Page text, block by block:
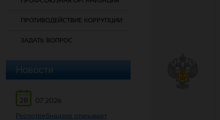
ПРОТИВОДЕЙСТВИЕ КОРРУПЦИИ
ЗАДАТЬ ВОПРОС
Новости
28
07.2026
Роспотребнадзор открывает